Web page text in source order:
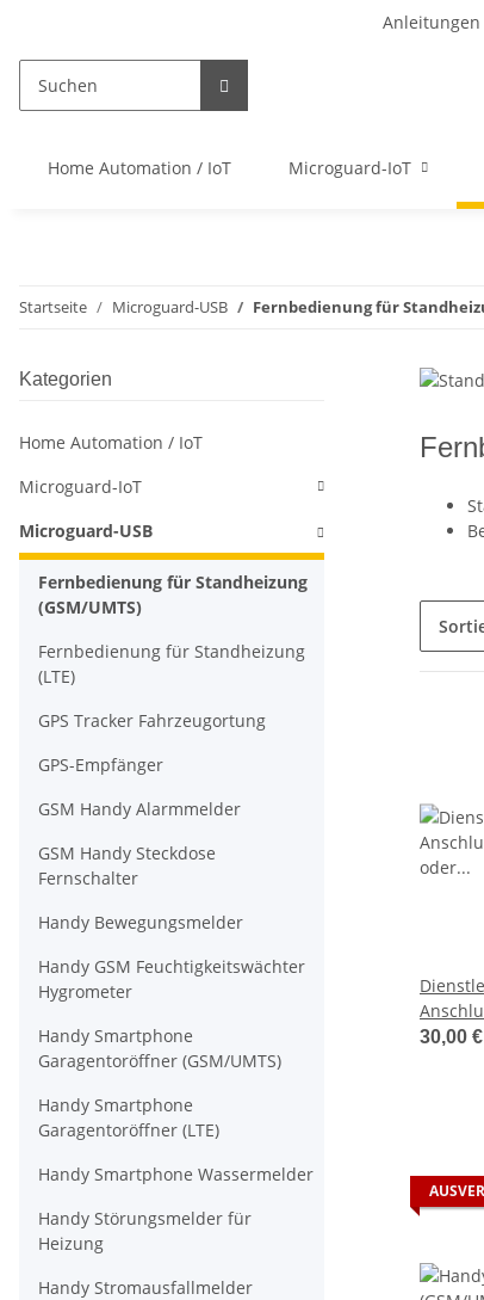
Home Automation / IoT Microguard-IoT
Startseite Microguard-USB Fernbedienung für
Uhr
30,00 €
Kategorien
Home Automation / IoT
Microguard-IoT
Microguard-USB
Fernbedienung für Standheizung
(GSM/UMTS)
Fernbedienung für Standheizung
(LTE)
GPS Tracker Fahrzeugortung
GPS-Empfänger
GSM Handy Alarmmelder
GSM Handy Steckdose
Fernschalter
Handy Bewegungsmelder
Handy GSM Feuchtigkeitswächter
Hygrometer
Handy Smartphone
Garagentoröffner (GSM/UMTS)
Handy Smartphone
Garagentoröffner (LTE)
Handy Smartphone Wassermelder
Handy Störungsmelder für
Heizung
Handy Stromausfallmelder